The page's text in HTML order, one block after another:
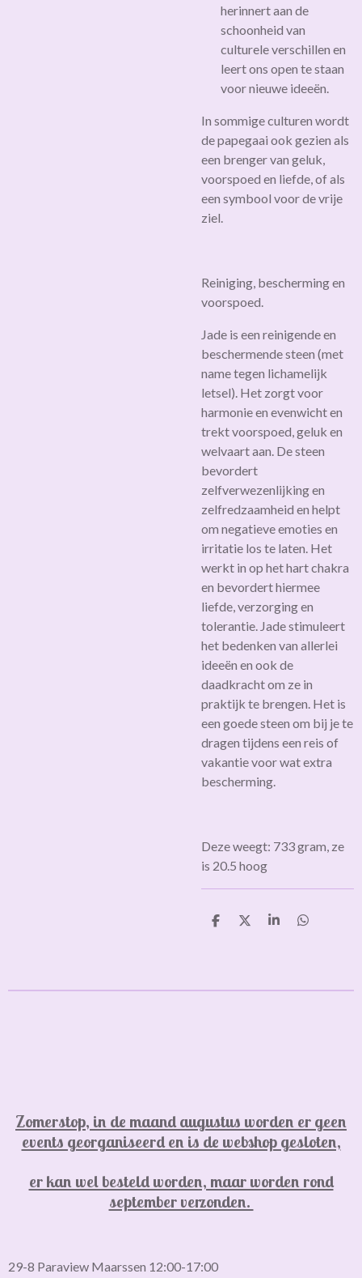
herinnert aan de
schoonheid van
culturele verschillen en
leert ons open te staan
voor nieuwe ideeën.
In sommige culturen wordt
de papegaai ook gezien als
een brenger van geluk,
voorspoed en liefde, of als
een symbool voor de vrije
ziel.
Reiniging, bescherming en
voorspoed.
Jade is een reinigende en
beschermende steen (met
name tegen lichamelijk
letsel). Het zorgt voor
harmonie en evenwicht en
trekt voorspoed, geluk en
welvaart aan. De steen
bevordert
zelfverwezenlijking en
zelfredzaamheid en helpt
om negatieve emoties en
irritatie los te laten. Het
werkt in op het hart chakra
en bevordert hiermee
liefde, verzorging en
tolerantie. Jade stimuleert
het bedenken van allerlei
ideeën en ook de
daadkracht om ze in
praktijk te brengen. Het is
een goede steen om bij je te
dragen tijdens een reis of
vakantie voor wat extra
bescherming.
Deze weegt: 733 gram, ze
is 20.5 hoog
D
D
S
D
Zomerstop, in de maand augustus worden er geen
events georganiseerd en is de webshop gesloten,
er kan wel besteld worden, maar worden rond
september verzonden.
29-8 Paraview Maarssen 12:00-17:00